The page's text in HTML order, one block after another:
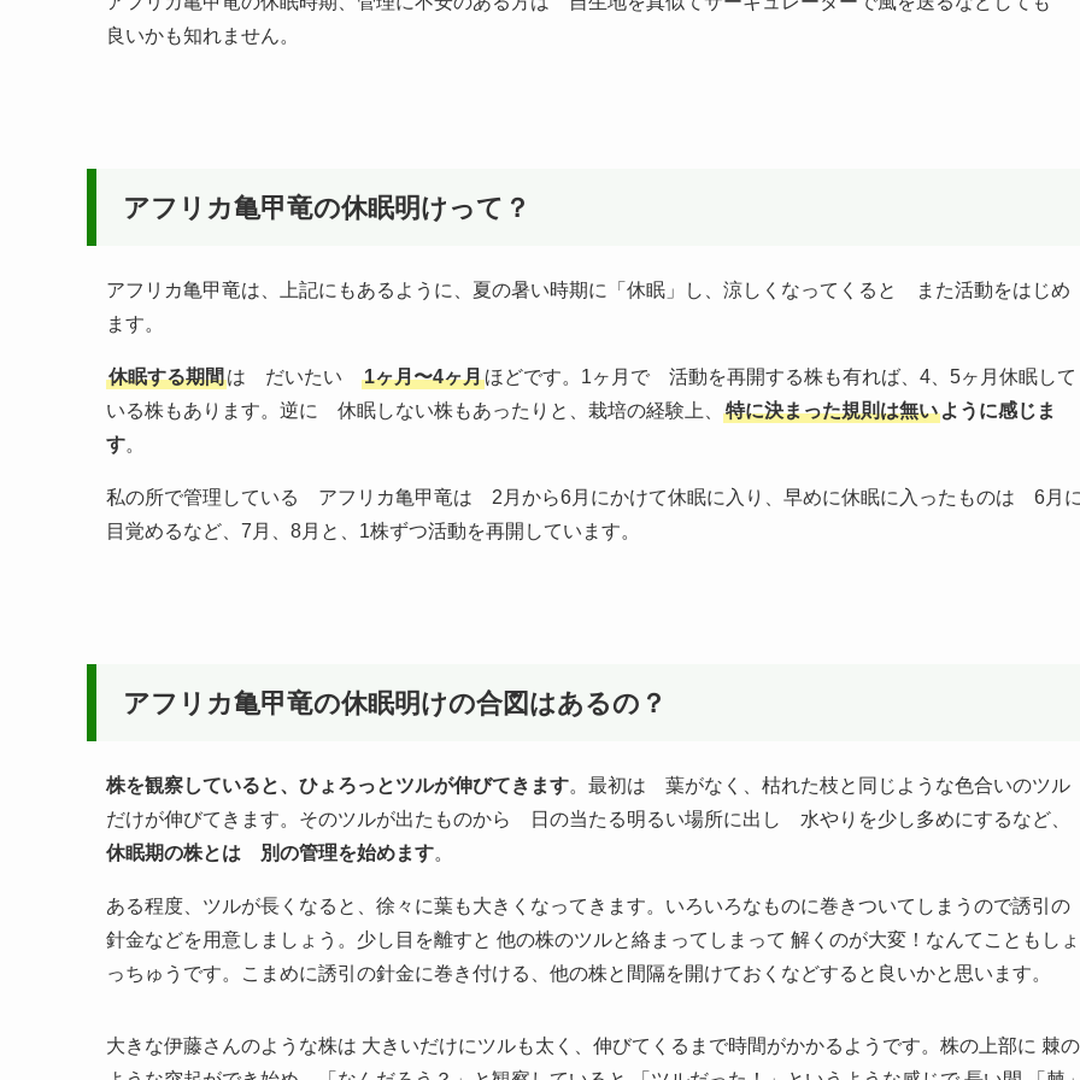
良いかも知れません。
アフリカ亀甲竜の休眠明けって？
アフリカ亀甲竜は、上記にもあるように、夏の暑い時期に「休眠」し、涼しくなってくると また活動をはじめ
ます。
休眠する期間は だいたい 1ヶ月〜4ヶ月ほどです。1ヶ月で 活動を再開する株も有れば、4、5ヶ月休眠して
いる株もあります。逆に 休眠しない株もあったりと、栽培の経験上、
特に決まった規則は無い ように感じま
す。
私の所で管理している アフリカ亀甲竜は 2月から6月にかけて休眠に入り、早めに休眠に入ったものは 6月
目覚めるなど、7月、8月と、1株ずつ活動を再開しています。
アフリカ亀甲竜の休眠明けの合図はあるの？
株を観察していると、ひょろっとツルが伸びてきます。最初は 葉がなく、枯れた枝と同じような色合いのツル
だけが伸びてきます。そのツルが出たものから 日の当たる明るい場所に出し 水やりを少し多めにするなど、
休眠期の株とは 別の管理を始めます。
ある程度、ツルが長くなると、徐々に葉も大きくなってきます。いろいろなものに巻きついてしまうので誘引の
針金などを用意しましょう。少し目を離すと 他の株のツルと絡まってしまって 解くのが大変！なんてこともしょ
っちゅうです。こまめに誘引の針金に巻き付ける、他の株と間隔を開けておくなどすると良いかと思います。
大きな伊藤さんのような株は 大きいだけにツルも太く、伸びてくるまで時間がかかるようです。株の上部に 棘の